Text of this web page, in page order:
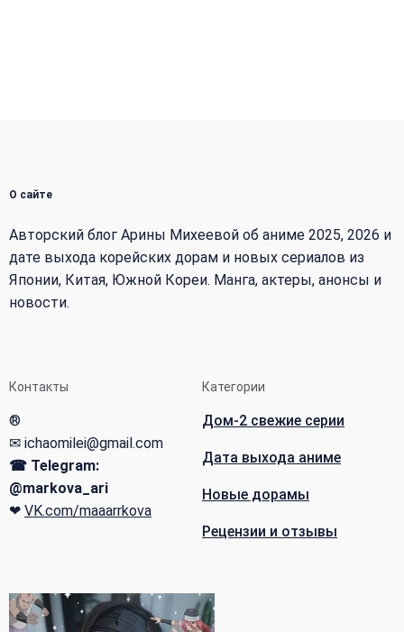
О сайте
Авторский блог Арины Михеевой об аниме 2025, 2026 и
дате выхода корейских дорам и новых сериалов из
Японии, Китая, Южной Кореи. Манга, актеры, анонсы и
новости.
Контакты
®
✉ ichaomilei@gmail.com
☎ Telegram:
@markova_ari
❤ VK.com/maaarrkova
Категории
Дом-2 свежие серии
Дата выхода аниме
Новые дорамы
Рецензии и отзывы